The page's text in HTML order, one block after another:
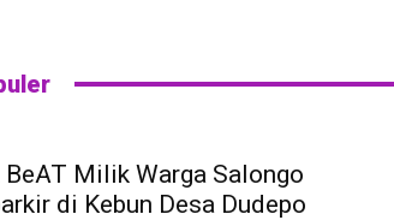
Milik Warga Salongo
di Kebun Desa Dudepo